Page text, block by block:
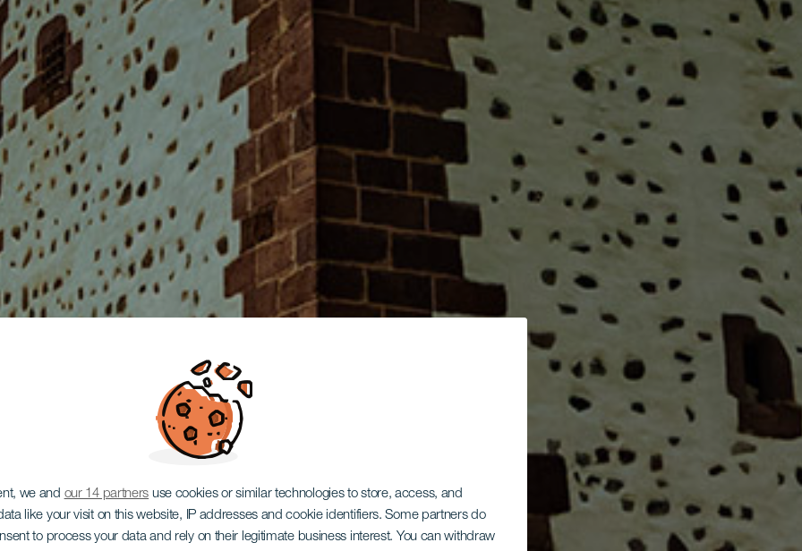
we and our 14 partners use cookies or similar technologies to store, access, and
like your visit on this website, IP addresses and cookie identifiers. Some partners do
to process your data and rely on their legitimate business interest. You can withdraw